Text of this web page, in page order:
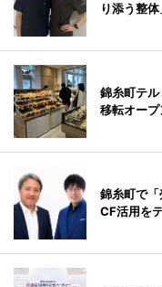
り添う整
錦糸町テ
移転オープ
錦糸町で
CF活用を